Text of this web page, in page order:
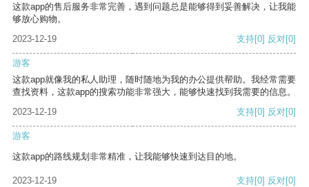
这款app的售后服务非常完善，遇到问题总是能够得到妥善解决，让我能
够放心购物。
2023-12-19
支持[0] 反对[0]
游客
这款app就像我的私人助理，随时随地为我的办公提供帮助。我经常需要
查找资料，这款app的搜索功能非常强大，能够快速找到我需要的信息。
2023-12-19
支持[0] 反对[0]
游客
这款app的路线规划非常精准，让我能够快速到达目的地。
2023-12-19 支持[0] 反对[0]